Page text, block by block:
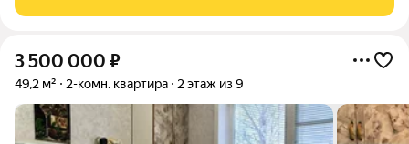
проживание для семьи или пары.
3 500 000 ₽
49,2 м² 2-комн. квартира 2 этаж из 9